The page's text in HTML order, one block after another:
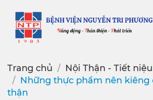
Trang chủ
Nội Thận - Tiết niệu
Những thực phẩm nên kiêng
thận